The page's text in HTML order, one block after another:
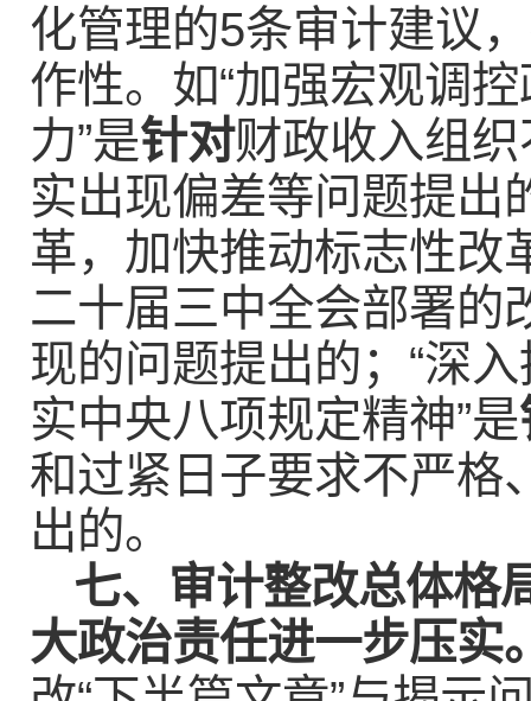
化管理的5条审计建议
作性。如“加强宏观调
力”是针对财政收入组
实出现偏差等问题提出
革，加快推动标志性改
二十届三中全会部署的
现的问题提出的；“深
实中央八项规定精神”是
和过紧日子要求不严格
出的。
七、审计整改总体格
大政治责任进一步压实